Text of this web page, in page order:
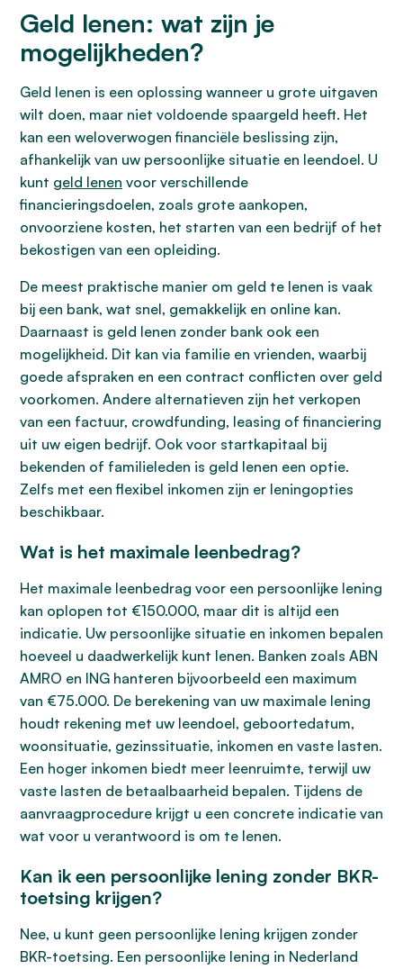
Geld lenen: wat zijn je
mogelijkheden?
Geld lenen is een oplossing wanneer u grote uitgaven
wilt doen, maar niet voldoende spaargeld heeft. Het
kan een weloverwogen financiële beslissing zijn,
afhankelijk van uw persoonlijke situatie en leendoel. U
kunt geld lenen voor verschillende
financieringsdoelen, zoals grote aankopen,
onvoorziene kosten, het starten van een bedrijf of het
bekostigen van een opleiding.
De meest praktische manier om geld te lenen is vaak
bij een bank, wat snel, gemakkelijk en online kan.
Daarnaast is geld lenen zonder bank ook een
mogelijkheid. Dit kan via familie en vrienden, waarbij
goede afspraken en een contract conflicten over geld
voorkomen. Andere alternatieven zijn het verkopen
van een factuur, crowdfunding, leasing of financiering
uit uw eigen bedrijf. Ook voor startkapitaal bij
bekenden of familieleden is geld lenen een optie.
Zelfs met een flexibel inkomen zijn er leningopties
beschikbaar.
Wat is het maximale leenbedrag?
Het maximale leenbedrag voor een persoonlijke lening
kan oplopen tot €150.000, maar dit is altijd een
indicatie. Uw persoonlijke situatie en inkomen bepalen
hoeveel u daadwerkelijk kunt lenen. Banken zoals ABN
AMRO en ING hanteren bijvoorbeeld een maximum
van €75.000. De berekening van uw maximale lening
houdt rekening met uw leendoel, geboortedatum,
woonsituatie, gezinssituatie, inkomen en vaste lasten.
Een hoger inkomen biedt meer leenruimte, terwijl uw
vaste lasten de betaalbaarheid bepalen. Tijdens de
aanvraagprocedure krijgt u een concrete indicatie van
wat voor u verantwoord is om te lenen.
Kan ik een persoonlijke lening zonder BKR-
toetsing krijgen?
Nee, u kunt geen persoonlijke lening krijgen zonder
BKR-toetsing. Een persoonlijke lening in Nederland